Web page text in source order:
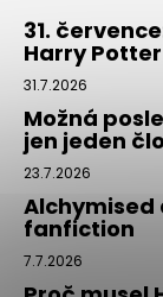
31.
Harry
31.7.2026
Možná
jen jeden
23.7.2026
Alchymised
fanfiction
7.7.2026